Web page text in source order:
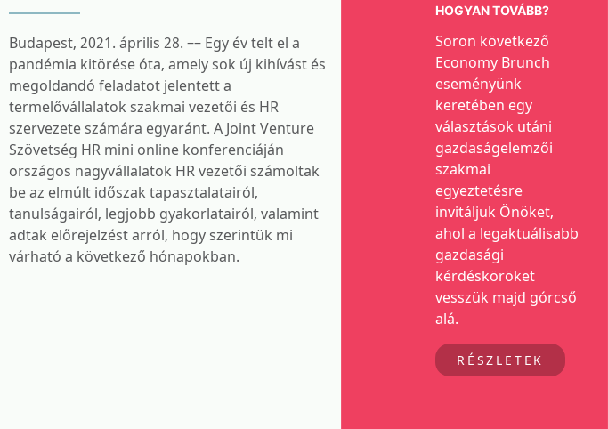
HOGYAN TOVÁBB?
Soron következő
Economy Brunch
eseményünk
keretében egy
választások utáni
gazdaságelemzői
szakmai
egyeztetésre
invitáljuk Önöket,
ahol a legaktuálisabb
gazdasági
kérdésköröket
vesszük majd górcső
alá.
RÉSZLETEK
Budapest, 2021. április 28. –– Egy év telt el a
pandémia kitörése óta, amely sok új kihívást és
megoldandó feladatot jelentett a
termelővállalatok szakmai vezetői és HR
szervezete számára egyaránt. A Joint Venture
Szövetség HR mini online konferenciáján
országos nagyvállalatok HR vezetői számoltak
be az elmúlt időszak tapasztalatairól,
tanulságairól, legjobb gyakorlatairól, valamint
adtak előrejelzést arról, hogy szerintük mi
várható a következő hónapokban.